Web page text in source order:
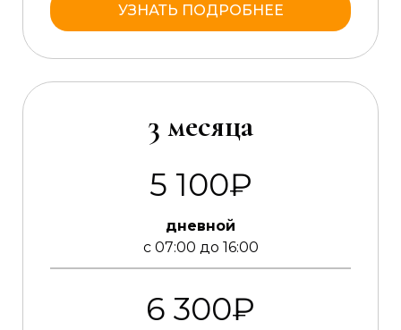
УЗНАТЬ ПОДРОБНЕЕ
3 месяца
5 100₽
дневной
с 07:00 до 16:00
6 300₽